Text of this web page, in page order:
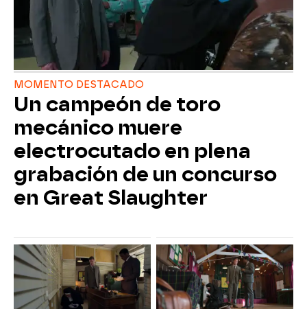
MOMENTO DESTACADO
Un campeón de toro
mecánico muere
electrocutado en plena
grabación de un concurso
en Great Slaughter